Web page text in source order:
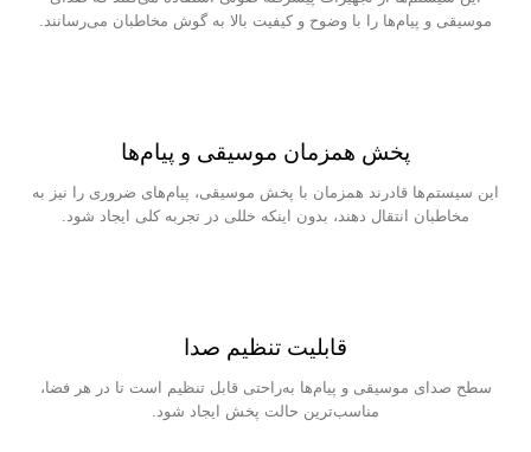
موسیقی و پیام‌ها را با وضوح و کیفیت بالا به گوش مخاطبان می‌رسانند.
پخش همزمان موسیقی و پیام‌ها
این سیستم‌ها قادرند همزمان با پخش موسیقی، پیام‌های ضروری را نیز به
مخاطبان انتقال دهند، بدون اینکه خللی در تجربه کلی ایجاد شود.
قابلیت تنظیم صدا
سطح صدای موسیقی و پیام‌ها به‌راحتی قابل تنظیم است تا در هر فضا،
مناسب‌ترین حالت پخش ایجاد شود.